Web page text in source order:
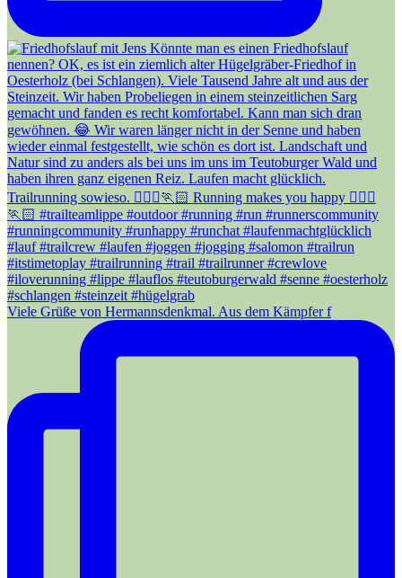
Viele Grüße von Hermannsdenkmal. Aus dem Kämpfer f